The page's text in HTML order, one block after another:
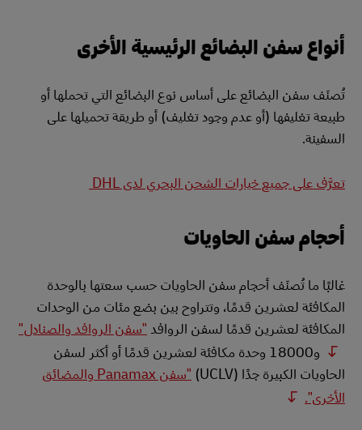
أنواع سفن البضائع الرئيسية الأخرى
تُصنَف سفن البضائع على أساس نوع البضائع التي تحملها أو
طبيعة تغليفها (أو عدم وجود تغليف) أو طريقة تحميلها على
السفينة.
تعرَّف على جميع خيارات الشحن البحري لدى DHL
أحجام سفن الحاويات
غالبًا ما تُصنَف أحجام سفن الحاويات حسب سعتها بالوحدة
المكافئة لعشرين قدمًا، وتتراوح بين بضع مئات من الوحدات
المكافئة لعشرين قدمًا لسفن الروافد"سفن الروافد والصنادل"
و18000 وحدة مكافئة لعشرين قدمًا أو أكثر لسفن
الحاويات الكبيرة جدًا (UCLV)
"سفن Panamax والمضائق
الأخرى".